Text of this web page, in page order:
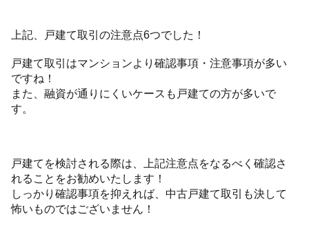
上記、戸建て取引の注意点6つでした！
戸建て取引はマンションより確認事項・注意事項が多い
ですね！
また、融資が通りにくいケースも戸建ての方が多いで
す。
戸建てを検討される際は、上記注意点をなるべく確認さ
れることをお勧めいたします！
しっかり確認事項を抑えれば、中古戸建て取引も決して
怖いものではございません！